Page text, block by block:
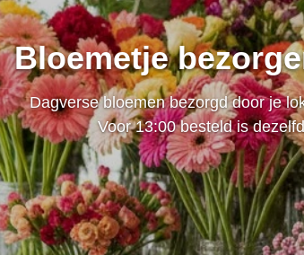
Bloemetje
Dagverse bloemen bezorgd door je
Voor 13:00 besteld is